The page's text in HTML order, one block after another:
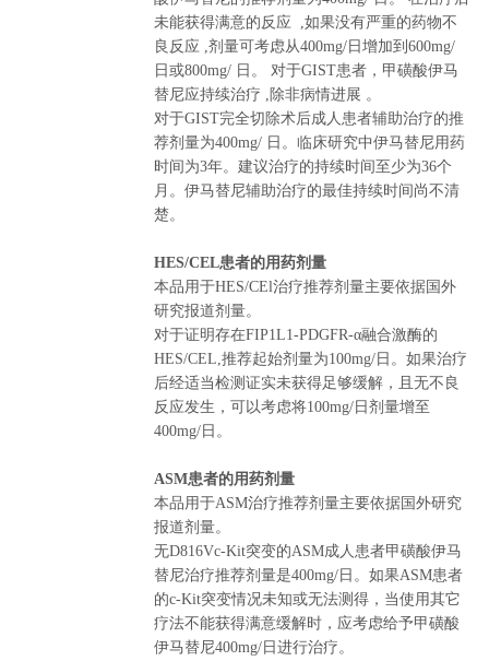
未能获得满意的反应 ,如果没有严重的药物不
良反应 ,剂量可考虑从400mg/日增加到600mg/
日或800mg/ 日。 对于GIST患者，甲磺酸伊马
替尼应持续治疗 ,除非病情进展 。
对于GIST完全切除术后成人患者辅助治疗的推
荐剂量为400mg/ 日。临床研究中伊马替尼用药
时间为3年。建议治疗的持续时间至少为36个
月。伊马替尼辅助治疗的最佳持续时间尚不清
楚。
HES/CEL患者的用药剂量
本品用于HES/CEl治疗推荐剂量主要依据国外
研究报道剂量。
对于证明存在FIP1L1-PDGFR-α融合激酶的
HES/CEL,推荐起始剂量为100mg/日。如果治疗
后经适当检测证实未获得足够缓解，且无不良
反应发生，可以考虑将100mg/日剂量增至
400mg/日。
ASM患者的用药剂量
本品用于ASM治疗推荐剂量主要依据国外研究
报道剂量。
无D816Vc-Kit突变的ASM成人患者甲磺酸伊马
替尼治疗推荐剂量是400mg/日。如果ASM患者
的c-Kit突变情况未知或无法测得，当使用其它
疗法不能获得满意缓解时，应考虑给予甲磺酸
伊马替尼400mg/日进行治疗。